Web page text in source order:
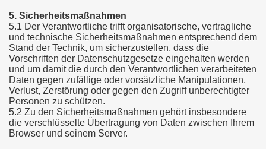
5. Sicherheitsmaßnahmen
5.1 Der Verantwortliche trifft organisatorische, vertragliche
und technische Sicherheitsmaßnahmen entsprechend dem
Stand der Technik, um sicherzustellen, dass die
Vorschriften der Datenschutzgesetze eingehalten werden
und um damit die durch den Verantwortlichen verarbeiteten
Daten gegen zufällige oder vorsätzliche Manipulationen,
Verlust, Zerstörung oder gegen den Zugriff unberechtigter
Personen zu schützen.
5.2 Zu den Sicherheitsmaßnahmen gehört insbesondere
die verschlüsselte Übertragung von Daten zwischen Ihrem
Browser und seinem Server.